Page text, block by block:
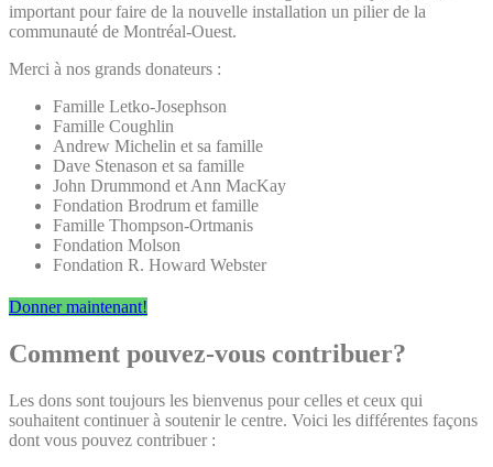
important pour faire de la nouvelle installation un pilier de la
communauté de Montréal-Ouest.
Merci à nos grands donateurs :
Famille Letko-Josephson
Famille Coughlin
Andrew Michelin et sa famille
Dave Stenason et sa famille
John Drummond et Ann MacKay
Fondation Brodrum et famille
Famille Thompson-Ortmanis
Fondation Molson
Fondation R. Howard Webster
Donner maintenant!
Comment pouvez-vous contribuer?
Les dons sont toujours les bienvenus pour celles et ceux qui
souhaitent continuer à soutenir le centre. Voici les différentes façons
dont vous pouvez contribuer :